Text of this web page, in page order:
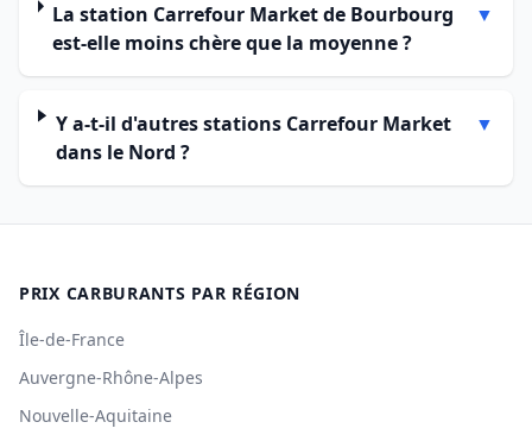
La station Carrefour Market de Bourbourg
est-elle moins chère que la moyenne ?
▼
Y a-t-il d'autres stations Carrefour Market
dans le Nord ?
▼
PRIX CARBURANTS PAR RÉGION
Île-de-France
Auvergne-Rhône-Alpes
Nouvelle-Aquitaine